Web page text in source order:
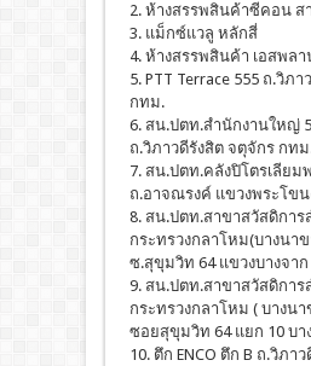
2. ห้างสรรพสินค้าซีคอน ส
3. แม็กซ์แวลู หลักสี่
4. ห้างสรรพสินค้า เอสพล
5. PTT Terrace 555 ถ.วิภ
กทม.
6. สน.ปตท.สำนักงานใหญ่
ถ.วิภาวดีรังสิต จตุจักร กทม
7. สน.ปตท.คลังปิโตรเลียม
ถ.อาจณรงค์ แขวงพระโขน
8. สน.ปตท.สาขาสวัสดิการ
กระทรวงกลาโหม(บางนา
ซ.สุขุมวิท 64 แขวงบางจา
9. สน.ปตท.สาขาสวัสดิการ
กระทรวงกลาโหม ( บางนา
ซอยสุขุมวิท 64 แยก 10 บา
10. ตึก ENCO ตึก B ถ.วิภา